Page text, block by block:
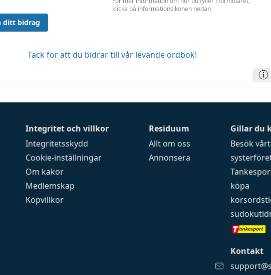
ditt bidrag
klicka på informationsikonen nedan
Tack för att du bidrar till vår levande ordbok!
Integritet och villkor
Integritetsskydd
Cookie-inställningar
Om kakor
Medlemskap
Köpvillkor
Residuum
Allt om oss
Annonsera
Gillar du
Besök vårt
köpa
Kontakt